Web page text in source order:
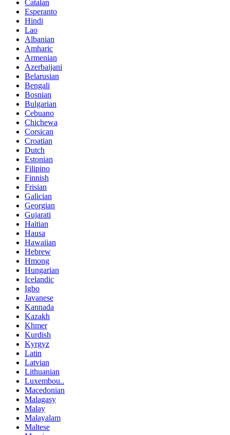
Catalan
Esperanto
Hindi
Lao
Albanian
Amharic
Armenian
Azerbaijani
Belarusian
Bengali
Bosnian
Bulgarian
Cebuano
Chichewa
Corsican
Croatian
Dutch
Estonian
Filipino
Finnish
Frisian
Galician
Georgian
Gujarati
Haitian
Hausa
Hawaiian
Hebrew
Hmong
Hungarian
Icelandic
Igbo
Javanese
Kannada
Kazakh
Khmer
Kurdish
Kyrgyz
Latin
Latvian
Lithuanian
Luxembou..
Macedonian
Malagasy
Malay
Malayalam
Maltese